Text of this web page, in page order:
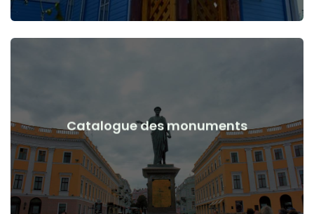
Catalogue des monuments
Monuments, œuvres d'art avant et après le début de la
guerre
Voir les détails